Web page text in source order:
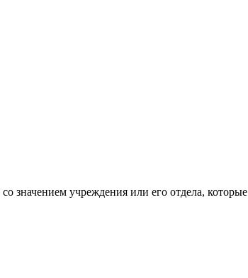
значением учреждения или его отдела,